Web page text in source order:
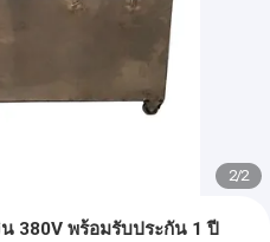
2/2
380V พร้อมรับประกัน 1 ปี